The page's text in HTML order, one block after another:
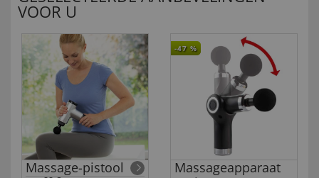
VOOR U
Massage-pistool
-47 %
Massageapparaat